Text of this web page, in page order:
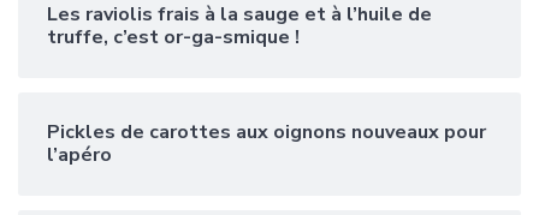
Les raviolis frais à la sauge et à l’huile de
truffe, c’est or-ga-smique !
Pickles de carottes aux oignons nouveaux pour
l’apéro